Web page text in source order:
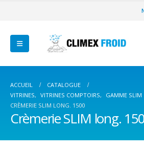
ACCUEIL
CATALOGUE
VITRINES, VITRINES COMPTOIRS,
GAMME SLIM
CRÈMERIE SLIM LONG. 1500
Crèmerie SLIM long.